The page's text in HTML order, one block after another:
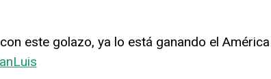
este golazo, ya lo está ganando el América